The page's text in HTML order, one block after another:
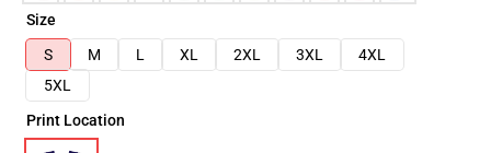
Size
S
M L XL 2XL 3XL
4XL
5XL
Print Location